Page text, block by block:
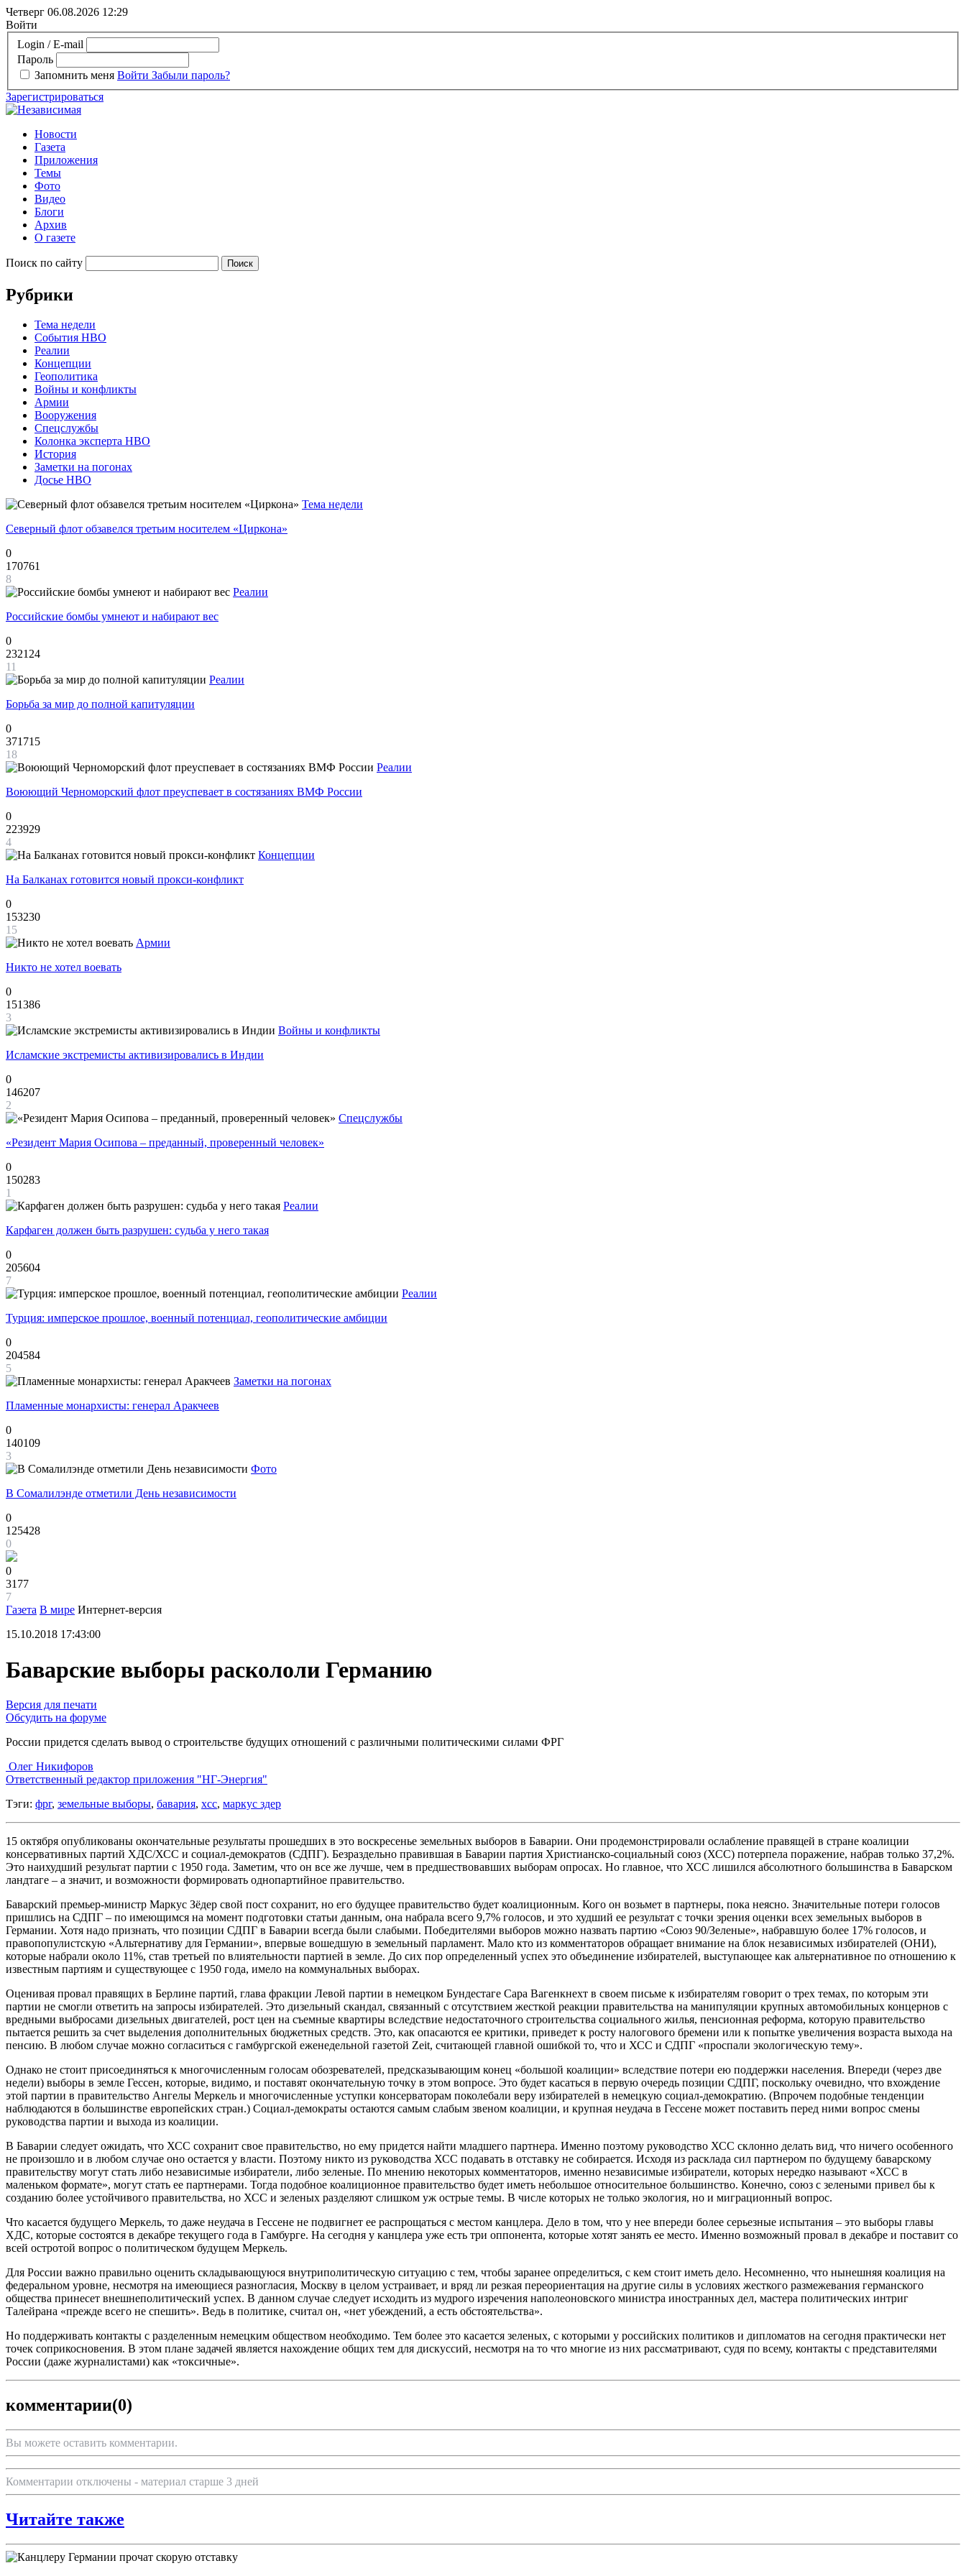
Четверг 06.08.2026 12:29
Войти
Login / E-mail
Пароль
Запомнить меня Войти Забыли пароль?
Зарегистрироваться
Новости
Газета
Приложения
Темы
Фото
Видео
Блоги
Архив
О газете
Поиск по сайту
Рубрики
Тема недели
События НВО
Реалии
Концепции
Геополитика
Войны и конфликты
Армии
Вооружения
Спецслужбы
Колонка эксперта НВО
История
Заметки на погонах
Досье НВО
Тема недели
Северный флот обзавелся третьим носителем «Циркона»
0
170761
8
Реалии
Российские бомбы умнеют и набирают вес
0
232124
11
Реалии
Борьба за мир до полной капитуляции
0
371715
18
Реалии
Воюющий Черноморский флот преуспевает в состязаниях ВМФ России
0
223929
4
Концепции
На Балканах готовится новый прокси-конфликт
0
153230
15
Армии
Никто не хотел воевать
0
151386
3
Войны и конфликты
Исламские экстремисты активизировались в Индии
0
146207
2
Спецслужбы
«Резидент Мария Осипова – преданный, проверенный человек»
0
150283
1
Реалии
Карфаген должен быть разрушен: судьба у него такая
0
205604
7
Реалии
Турция: имперское прошлое, военный потенциал, геополитические амбиции
0
204584
5
Заметки на погонах
Пламенные монархисты: генерал Аракчеев
0
140109
3
Фото
В Сомалилэнде отметили День независимости
0
125428
0
0
3177
7
Газета В мире Интернет-версия
15.10.2018 17:43:00
Баварские выборы раскололи Германию
Версия для печати
Обсудить на форуме
России придется сделать вывод о строительстве будущих отношений с различными политическими силами ФРГ
Олег Никифоров
Ответственный редактор приложения "НГ-Энергия"
Тэги: фрг, земельные выборы, бавария, хсс, маркус здер
15 октября опубликованы окончательные результаты прошедших в это воскресенье земельных выборов в Баварии. Они продемонстрировали ослабление правящей в стране коалиции
консервативных партий ХДС/ХСС и социал-демократов (СДПГ). Безраздельно правившая в Баварии партия Христианско-социальный союз (ХСС) потерпела поражение, набрав только 37,2%.
Это наихудший результат партии с 1950 года. Заметим, что он все же лучше, чем в предшествовавших выборам опросах. Но главное, что ХСС лишился абсолютного большинства в Баварском
ландтаге – а значит, и возможности формировать однопартийное правительство.
Баварский премьер-министр Маркус Зёдер свой пост сохранит, но его будущее правительство будет коалиционным. Кого он возьмет в партнеры, пока неясно. Значительные потери голосов
пришлись на СДПГ – по имеющимся на момент подготовки статьи данным, она набрала всего 9,7% голосов, и это худший ее результат с точки зрения оценки всех земельных выборов в
Германии. Хотя надо признать, что позиции СДПГ в Баварии всегда были слабыми. Победителями выборов можно назвать партию «Союз 90/Зеленые», набравшую более 17% голосов, и
правопопулистскую «Альтернативу для Германии», впервые вошедшую в земельный парламент. Мало кто из комментаторов обращает внимание на блок независимых избирателей (ОНИ),
которые набрали около 11%, став третьей по влиятельности партией в земле. До сих пор определенный успех это объединение избирателей, выступающее как альтернативное по отношению к
известным партиям и существующее с 1950 года, имело на коммунальных выборах.
Оценивая провал правящих в Берлине партий, глава фракции Левой партии в немецком Бундестаге Сара Вагенкнехт в своем письме к избирателям говорит о трех темах, по которым эти
партии не смогли ответить на запросы избирателей. Это дизельный скандал, связанный с отсутствием жесткой реакции правительства на манипуляции крупных автомобильных концернов с
вредными выбросами дизельных двигателей, рост цен на съемные квартиры вследствие недостаточного строительства социального жилья, пенсионная реформа, которую правительство
пытается решить за счет выделения дополнительных бюджетных средств. Это, как опасаются ее критики, приведет к росту налогового бремени или к попытке увеличения возраста выхода на
пенсию. В любом случае можно согласиться с гамбургской еженедельной газетой Zeit, считающей главной ошибкой то, что и ХСС и СДПГ «проспали экологическую тему».
Однако не стоит присоединяться к многочисленным голосам обозревателей, предсказывающим конец «большой коалиции» вследствие потери ею поддержки населения. Впереди (через две
недели) выборы в земле Гессен, которые, видимо, и поставят окончательную точку в этом вопросе. Это будет касаться в первую очередь позиции СДПГ, поскольку очевидно, что вхождение
этой партии в правительство Ангелы Меркель и многочисленные уступки консерваторам поколебали веру избирателей в немецкую социал-демократию. (Впрочем подобные тенденции
наблюдаются в большинстве европейских стран.) Социал-демократы остаются самым слабым звеном коалиции, и крупная неудача в Гессене может поставить перед ними вопрос смены
руководства партии и выхода из коалиции.
В Баварии следует ожидать, что ХСС сохранит свое правительство, но ему придется найти младшего партнера. Именно поэтому руководство ХСС склонно делать вид, что ничего особенного
не произошло и в любом случае оно остается у власти. Поэтому никто из руководства ХСС подавать в отставку не собирается. Исходя из расклада сил партнером по будущему баварскому
правительству могут стать либо независимые избиратели, либо зеленые. По мнению некоторых комментаторов, именно независимые избиратели, которых нередко называют «ХСС в
маленьком формате», могут стать ее партнерами. Тогда подобное коалиционное правительство будет иметь небольшое относительное большинство. Конечно, союз с зелеными привел бы к
созданию более устойчивого правительства, но ХСС и зеленых разделяют слишком уж острые темы. В числе которых не только экология, но и миграционный вопрос.
Что касается будущего Меркель, то даже неудача в Гессене не подвигнет ее распрощаться с местом канцлера. Дело в том, что у нее впереди более серьезные испытания – это выборы главы
ХДС, которые состоятся в декабре текущего года в Гамбурге. На сегодня у канцлера уже есть три оппонента, которые хотят занять ее место. Именно возможный провал в декабре и поставит со
всей остротой вопрос о политическом будущем Меркель.
Для России важно правильно оценить складывающуюся внутриполитическую ситуацию с тем, чтобы заранее определиться, с кем стоит иметь дело. Несомненно, что нынешняя коалиция на
федеральном уровне, несмотря на имеющиеся разногласия, Москву в целом устраивает, и вряд ли резкая переориентация на другие силы в условиях жесткого размежевания германского
общества принесет внешнеполитический успех. В данном случае следует исходить из мудрого изречения наполеоновского министра иностранных дел, мастера политических интриг
Талейрана «прежде всего не спешить». Ведь в политике, считал он, «нет убеждений, а есть обстоятельства».
Но поддерживать контакты с разделенным немецким обществом необходимо. Тем более это касается зеленых, с которыми у российских политиков и дипломатов на сегодня практически нет
точек соприкосновения. В этом плане задачей является нахождение общих тем для дискуссий, несмотря на то что многие из них рассматривают, судя по всему, контакты с представителями
России (даже журналистами) как «токсичные».
комментарии(0)
Вы можете оставить комментарии.
Комментарии отключены - материал старше 3 дней
Читайте также